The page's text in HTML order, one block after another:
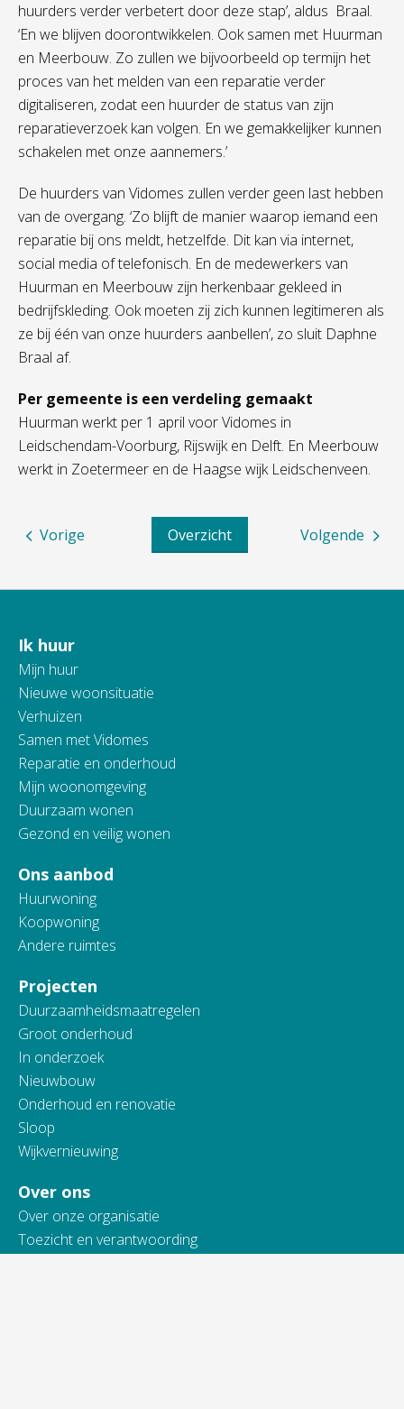
huurders verder verbetert door deze stap’, aldus Braal.
‘En we blijven doorontwikkelen. Ook samen met Huurman
en Meerbouw. Zo zullen we bijvoorbeeld op termijn het
proces van het melden van een reparatie verder
digitaliseren, zodat een huurder de status van zijn
reparatieverzoek kan volgen. En we gemakkelijker kunnen
schakelen met onze aannemers.’
De huurders van Vidomes zullen verder geen last hebben
van de overgang. ‘Zo blijft de manier waarop iemand een
reparatie bij ons meldt, hetzelfde. Dit kan via internet,
social media of telefonisch. En de medewerkers van
Huurman en Meerbouw zijn herkenbaar gekleed in
bedrijfskleding. Ook moeten zij zich kunnen legitimeren als
ze bij één van onze huurders aanbellen’, zo sluit Daphne
Braal af.
Per gemeente is een verdeling gemaakt
Huurman werkt per 1 april voor Vidomes in
Leidschendam-Voorburg, Rijswijk en Delft. En Meerbouw
werkt in Zoetermeer en de Haagse wijk Leidschenveen.
Volgende
Overzicht
Vorige
Contactinformatie
Ik huur
Mijn huur
Nieuwe woonsituatie
Verhuizen
Samen met Vidomes
Reparatie en onderhoud
Mijn woonomgeving
Duurzaam wonen
Gezond en veilig wonen
Ons aanbod
Huurwoning
Koopwoning
Andere ruimtes
Projecten
Duurzaamheidsmaatregelen
Groot onderhoud
In onderzoek
Nieuwbouw
Onderhoud en renovatie
Sloop
Wijkvernieuwing
Over ons
Over onze organisatie
Toezicht en verantwoording